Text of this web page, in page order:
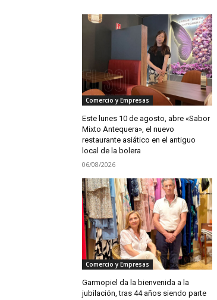
Comercio y Empresas
Este lunes 10 de agosto, abre «Sabor
Mixto Antequera», el nuevo
restaurante asiático en el antiguo
local de la bolera
06/08/2026
Comercio y Empresas
Garmopiel da la bienvenida a la
jubilación, tras 44 años siendo parte